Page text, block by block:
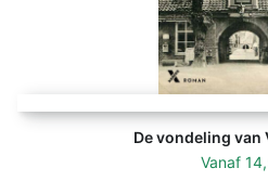
De vondeling van
Vanaf